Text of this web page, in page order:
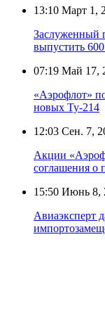
13:10 Март 1,
Заслуженный
выпустить
07:19 Май 17,
«Аэрофлот»
новых Ту-214
12:03 Сен. 7,
Акции
соглашения о
15:50 Июнь 8,
Авиаэксперт